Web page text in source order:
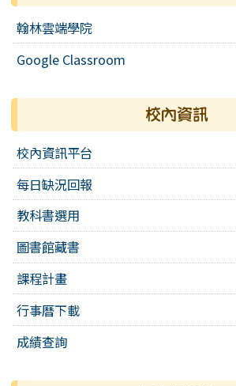
翰林雲端學院
Google Classroom
校內資訊
校內資訊平台
每日缺況回報
教科書選用
圖書館藏書
課程計畫
行事曆下載
成績查詢